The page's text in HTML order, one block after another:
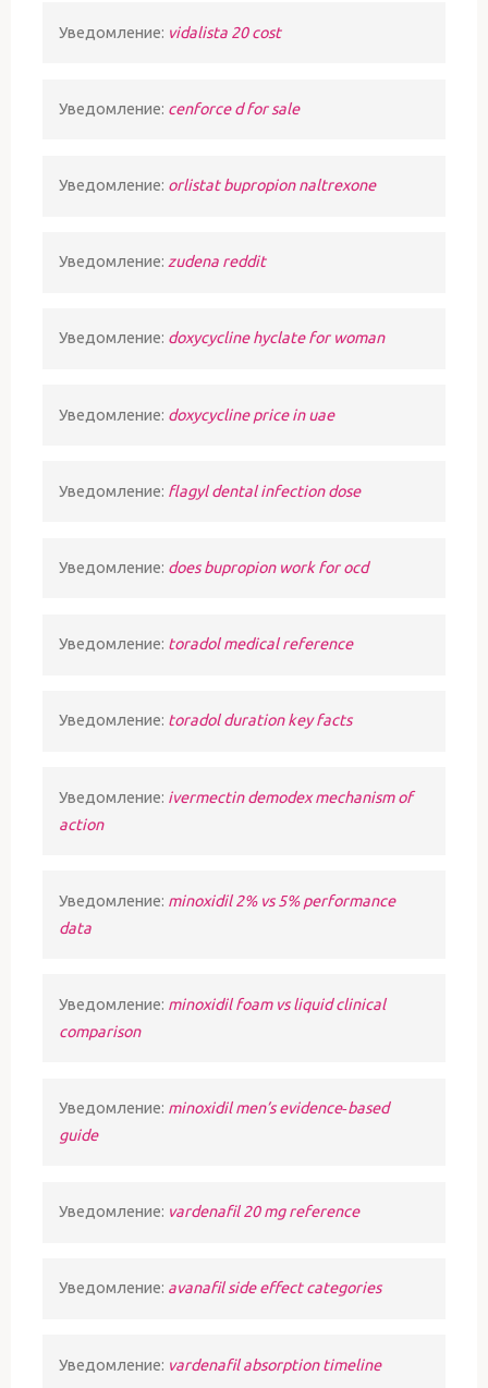
Уведомление: vidalista 20 cost
Уведомление: cenforce d for sale
Уведомление: orlistat bupropion naltrexone
Уведомление:zudena reddit
Уведомление: doxycycline hyclate for woman
Уведомление: doxycycline price in uae
Уведомление: flagyl dental infection dose
Уведомление: does bupropion work for ocd
Уведомление: toradol medical reference
Уведомление: toradol duration key facts
Уведомление: ivermectin demodex mechanism of
action
Уведомление: minoxidil 2% vs 5% performance
data
Уведомление: minoxidil foam vs liquid clinical
comparison
Уведомление: minoxidil men’s evidence‑based
guide
Уведомление: vardenafil 20 mg reference
Уведомление: avanafil side effect categories
Уведомление: vardenafil absorption timeline